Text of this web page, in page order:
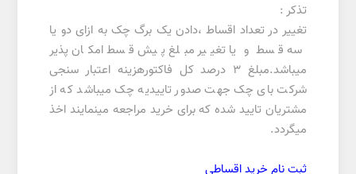
تذکر :
تغییر در تعداد اقساط ،دادن یک برگ چک به ازای دو یا
سه قسط و یا تغییر مبلغ پیش قسط امکان پذیر
میباشد.مبلغ 3 درصد کل فاکتورهزینه اعتبار سنجی
شرکت بای چک جهت صدور تاییدیه چک میباشد که از
مشتریان تایید شده که برای خرید مراجعه مینمایند اخذ
میگردد.
ثبت نام خرید اقساطی